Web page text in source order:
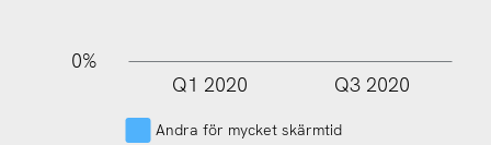
0%
Q1 2020 Q3 2020
Andra för mycket skärmtid